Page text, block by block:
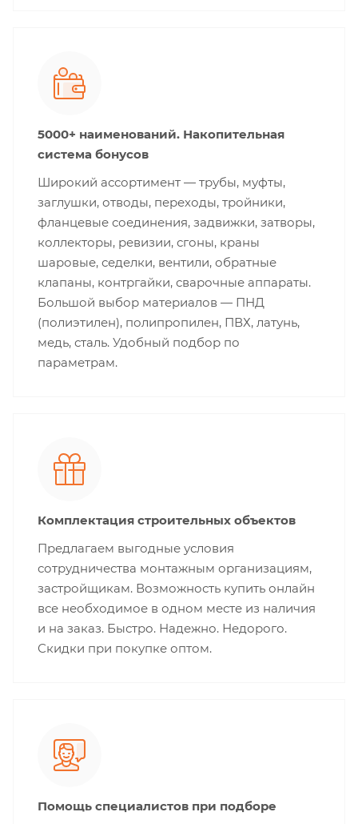
5000+ наименований. Накопительная
система бонусов
Широкий ассортимент — трубы, муфты,
заглушки, отводы, переходы, тройники,
фланцевые соединения, задвижки, затворы,
коллекторы, ревизии, сгоны, краны
шаровые, седелки, вентили, обратные
клапаны, контргайки, сварочные аппараты.
Большой выбор материалов — ПНД
(полиэтилен), полипропилен, ПВХ, латунь,
медь, сталь. Удобный подбор по
параметрам.
Комплектация строительных объектов
Предлагаем выгодные условия
сотрудничества монтажным организациям,
застройщикам. Возможность купить онлайн
все необходимое в одном месте из наличия
и на заказ. Быстро. Надежно. Недорого.
Скидки при покупке оптом.
Помощь специалистов при подборе